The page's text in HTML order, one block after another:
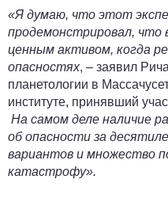
«Я думаю, что этот
продемонстрировал, что
ценным активом, когда
опасностях, – заявил
планетологии в
институте, принявший
На самом деле наличие
об опасности за
вариантов и множество
катастрофу».